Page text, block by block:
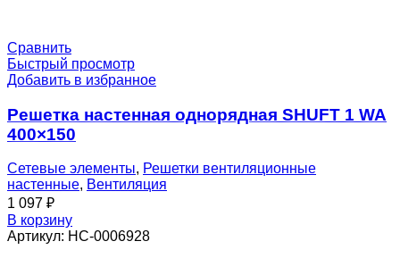
Сравнить
Быстрый просмотр
Добавить в избранное
Решетка настенная однорядная SHUFT 1 WA
400×150
Сетевые элементы, Решетки вентиляционные
настенные, Вентиляция
1 097 ₽
В корзину
Артикул: НС-0006928